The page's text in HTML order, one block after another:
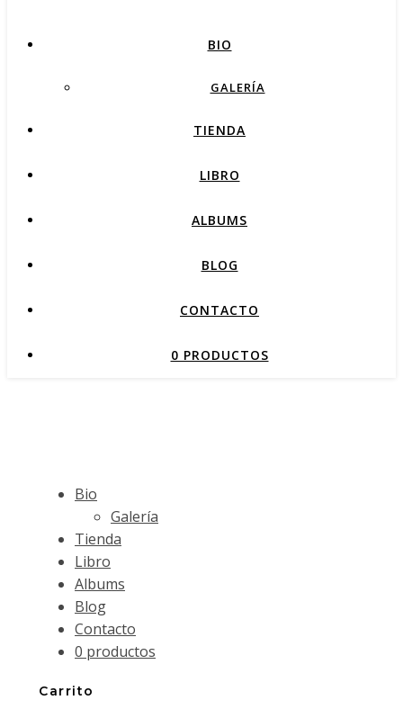
BIO
GALERÍA
TIENDA
LIBRO
ALBUMS
BLOG
CONTACTO
0 PRODUCTOS
Bio
Galería
Tienda
Libro
Albums
Blog
Contacto
0 productos
Carrito